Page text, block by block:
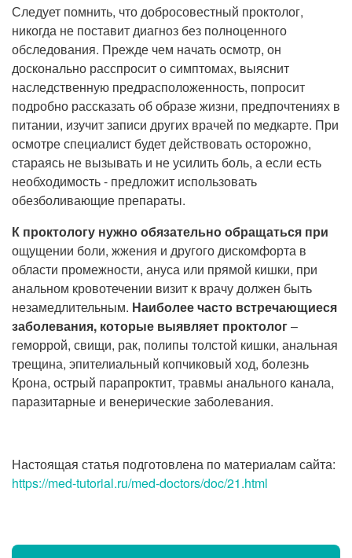
Следует помнить, что добросовестный проктолог,
никогда не поставит диагноз без полноценного
обследования. Прежде чем начать осмотр, он
досконально расспросит о симптомах, выяснит
наследственную предрасположенность, попросит
подробно рассказать об образе жизни, предпочтениях в
питании, изучит записи других врачей по медкарте. При
осмотре специалист будет действовать осторожно,
стараясь не вызывать и не усилить боль, а если есть
необходимость - предложит использовать
обезболивающие препараты.
К проктологу нужно обязательно обращаться при
ощущении боли, жжения и другого дискомфорта в
области промежности, ануса или прямой кишки, при
анальном кровотечении визит к врачу должен быть
незамедлительным. Наиболее часто встречающиеся
заболевания, которые выявляет проктолог–
геморрой, свищи, рак, полипы толстой кишки, анальная
трещина, эпителиальный копчиковый ход, болезнь
Крона, острый парапроктит, травмы анального канала,
паразитарные и венерические заболевания.
Настоящая статья подготовлена по материалам сайта:
https://med-tutorial.ru/med-doctors/doc/21.html